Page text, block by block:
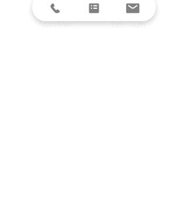
HORAIRES
Mar/Mer
18h - 23h